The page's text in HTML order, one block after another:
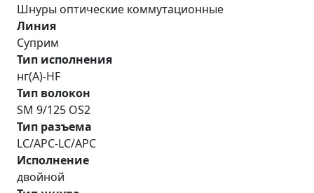
Шнуры оптические коммутационные
Линия
Суприм
Тип исполнения
нг(A)-HF
Тип волокон
SM 9/125 OS2
Тип разъема
LC/APC-LC/APC
Исполнение
двойной